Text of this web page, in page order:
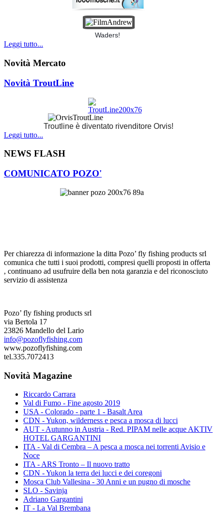
Waders!
Leggi tutto...
Novità Mercato
Novità TroutLine
Troutline è diventato rivenditore Orvis!
Leggi tutto...
NEWS FLASH
COMUNICATO POZO'
Per chiarezza di informazione la ditta Pozo’ fly fishing products srl
comunica che tutti i suoi prodotti, compresi quelli proposti in offerta
, continuano ad usufruire della ben nota garanzia e del riconosciuto
servizio di assistenza
Pozo’ fly fishing products srl
via Bertola 17
23826 Mandello del Lario
info@pozoflyfishing.com
www.pozoflyfishing.com
tel.335.7072413
Novità Magazine
Riccardo Carrara
Val di Fumo - Fine agosto 2019
USA - Colorado - parte 1 - Basalt Area
CDN - Yukon, wilderness e pesca a mosca di lucci
AUT - Autunno in Austria - Red. PIPAM nelle acque AKTIV
HOTEL GARGANTINI
ITA - Val di Cembra – A pesca a mosca nei torrenti Avisio e
Noce
ITA - ARS Tronto – Il nuovo tratto
CDN - Yukon la terra dei lucci e dei coregoni
Mosca Club Vallesina - 30 Anni e un pugno di mosche
SLO - Savinja
Adriano Gargantini
IT - La Val Brembana